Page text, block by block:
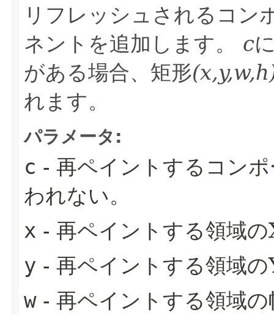
リフレッシュされるコン
ネントを追加します。
c
がある場合、矩形
れます。
パラメータ:
c - 再ペイントするコン
われない。
x - 再ペイントする領域の
y - 再ペイントする領域の
w- 再ペイントする領域の